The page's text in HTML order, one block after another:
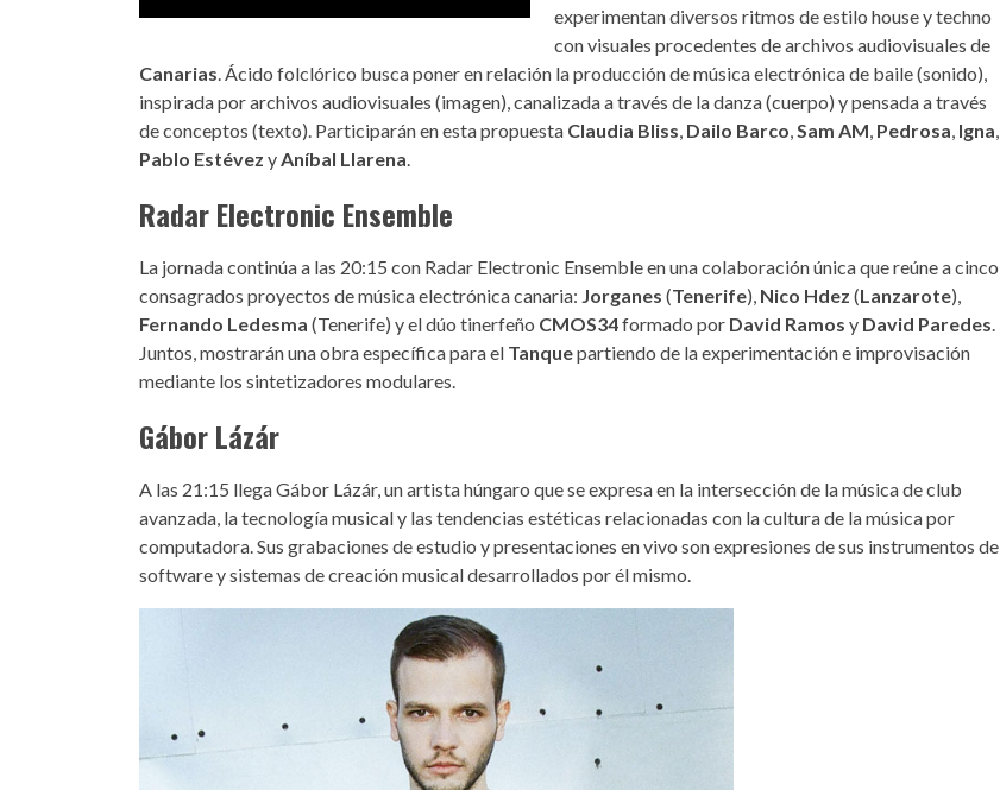
experimentan diversos ritmos de estilo house y techno
con visuales procedentes de archivos audiovisuales de
Canarias . Ácido folclórico busca poner en relación la producción de música electrónica de baile (sonido),
inspirada por archivos audiovisuales (imagen), canalizada a través de la danza (cuerpo) y pensada a través
de conceptos (texto). Participarán en esta propuesta Claudia Bliss Dailo Barco Sam AM Pedrosa Igna
Pablo Estévez y Aníbal Llarena
Radar Electronic Ensemble
La jornada continúa a las 20:15 con Radar Electronic Ensemble en una colaboración única que reúne a cinco
consagrados proyectos de música electrónica canaria: Jorganes (Tenerife), Nico Hdez (Lanzarote),
Fernando Ledesma (Tenerife) y el dúo tinerfeño CMOS34formado por David Ramos y David Paredes
Juntos, mostrarán una obra específica para el Tanquepartiendo de la experimentación e improvisación
mediante los sintetizadores modulares.
Gábor Lázár
A las 21:15 llega Gábor Lázár, un artista húngaro que se expresa en la intersección de la música de club
avanzada, la tecnología musical y las tendencias estéticas relacionadas con la cultura de la música por
computadora. Sus grabaciones de estudio y presentaciones en vivo son expresiones de sus instrumentos de
software y sistemas de creación musical desarrollados por él mismo.
gabor-lazar_follakzoid.jpg